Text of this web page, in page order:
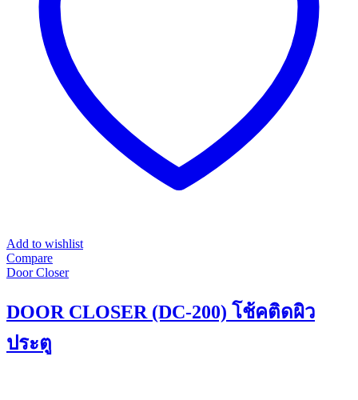
chosen
Add to wishlist
Compare
Door Closer
DOOR CLOSER (DC-200) โช้คติดผิว
ประตู